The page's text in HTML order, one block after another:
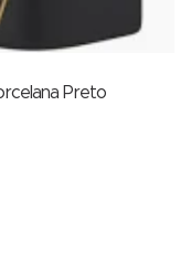
Preto